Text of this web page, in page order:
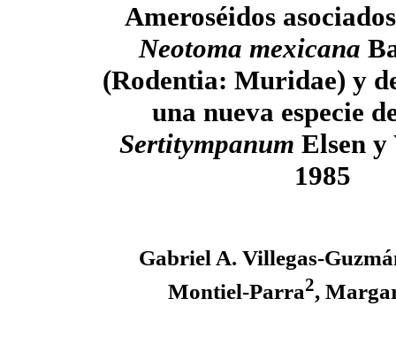
Ameroséidos
Neotoma mexicana
(Rodentia: Muridae) y
una nueva especie
Sertitympanum Elsen
1985
Gabriel A. Villegas-
Montiel-Parra2,